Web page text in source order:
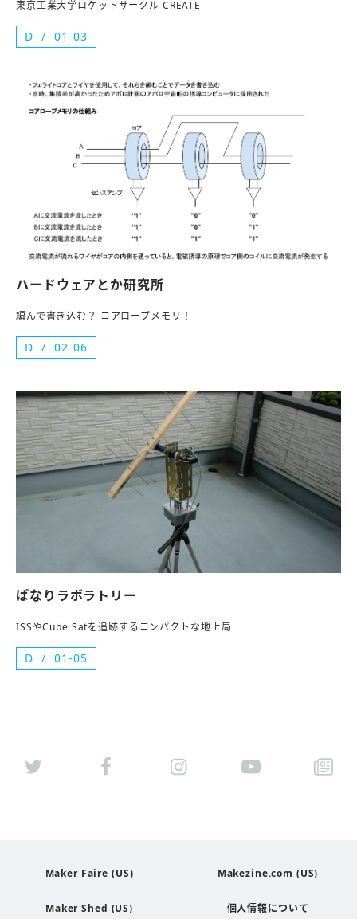
東京工業大学ロケットサークル CREATE
D 01-03
ハードウェアとか研究所
編んで書き込む？ コアロープメモリ！
D 02-06
ぱなりラボラトリー
ISSやCube Satを追跡するコンパクトな地上局
D 01-05
Maker Faire (US) Makezine.com (US)
Maker Shed (US) 個人情報について